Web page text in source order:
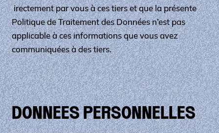
irectement par vous à ces tiers et que la présente
Politique de Traitement des Données n’est pas
applicable à ces informations que vous avez
communiquées à des tiers.
DONNEES PERSONNELLES